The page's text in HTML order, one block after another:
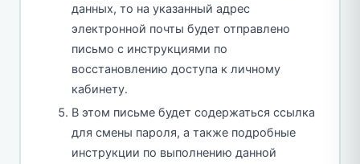
данных, то на указанный адрес
электронной почты будет отправлено
письмо с инструкциями по
восстановлению доступа к личному
кабинету.
В этом письме будет содержаться ссылка
для смены пароля, а также подробные
инструкции по выполнению данной